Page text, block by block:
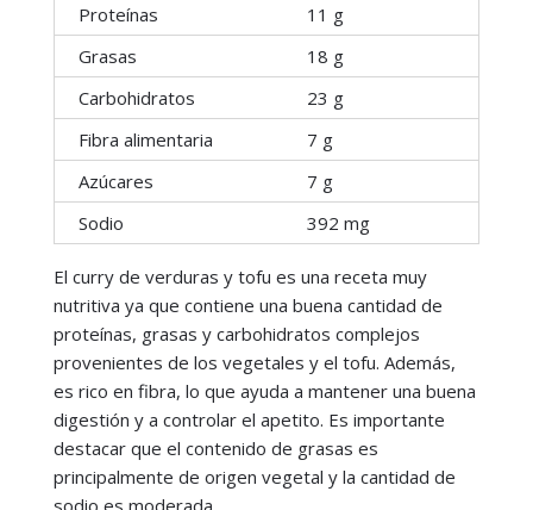
Proteínas
11 g
Grasas
18 g
Carbohidratos
23 g
Fibra alimentaria
7 g
Azúcares
7 g
Sodio
392 mg
El curry de verduras y tofu es una receta muy
nutritiva ya que contiene una buena cantidad de
proteínas, grasas y carbohidratos complejos
provenientes de los vegetales y el tofu. Además,
es rico en fibra, lo que ayuda a mantener una buena
digestión y a controlar el apetito. Es importante
destacar que el contenido de grasas es
principalmente de origen vegetal y la cantidad de
sodio es moderada.